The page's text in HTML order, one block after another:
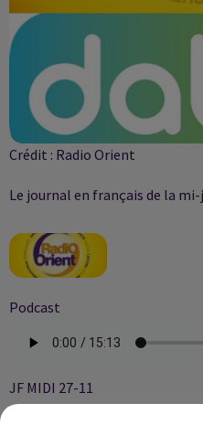
Crédit : Radio Orient
Le journal en français de la
Podcast
JF MIDI 27-11